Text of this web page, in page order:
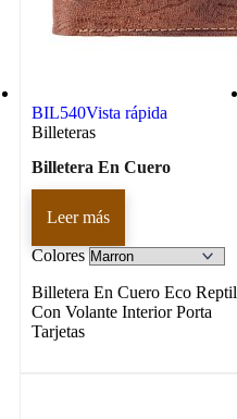
BIL540Vista rápida
Billeteras
Billetera En Cuero
Leer más
Colores
Billetera En Cuero Eco Reptil
Con Volante Interior Porta
Tarjetas